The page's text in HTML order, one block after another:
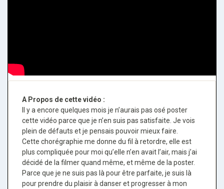
A Propos de cette vidéo :
Il y a encore quelques mois je n’aurais pas osé poster
cette vidéo parce que je n’en suis pas satisfaite. Je vois
plein de défauts et je pensais pouvoir mieux faire.
Cette chorégraphie me donne du fil à retordre, elle est
plus compliquée pour moi qu’elle n’en avait l’air, mais j’ai
décidé de la filmer quand même, et même de la poster.
Parce que je ne suis pas là pour être parfaite, je suis là
pour prendre du plaisir à danser et progresser à mon